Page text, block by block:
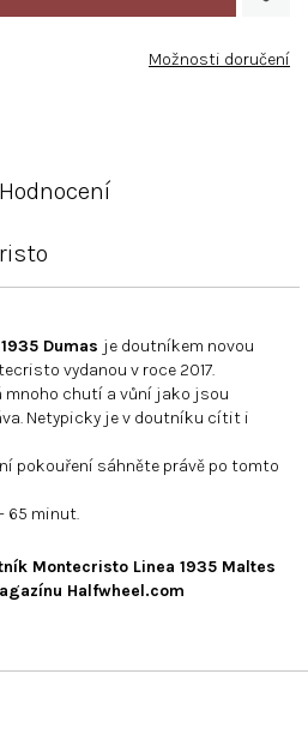
Možnosti doručení
Hodnocení
Dumas je doutníkem novou
vydanou v roce 2017.
mnoho chutí a vůní jako jsou
Netypicky je v doutníku cítit i
pokouření sáhněte právě po tomto
65 minut.
Montecristo Linea 1935 Maltes
Halfwheel.com